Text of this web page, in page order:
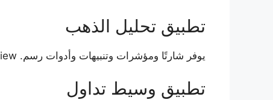
تطبيق تحليل الذهب
يوفر شارتًا ومؤشرات وتنبيهات وأدوات رسم. TradingView هو المثال الأوضح، لكن التنفيذ المباشر يتوقف على الربط والوسيط.
تطبيق وسيط تداول